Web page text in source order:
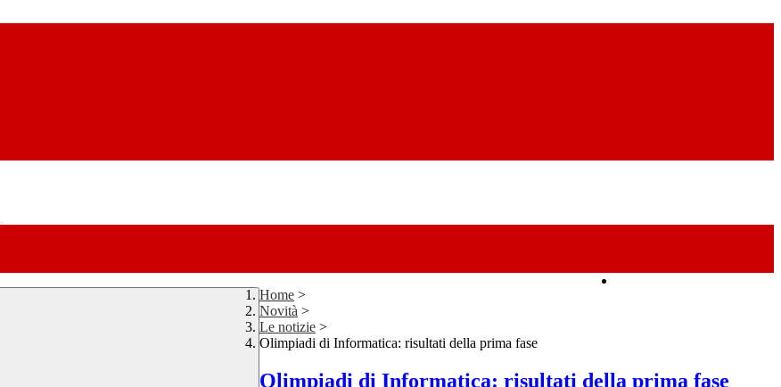
Home >
Novità >
Le notizie >
Olimpiadi di Informatica: risultati della prima fase
Olimpiadi di Informatica: risultati della prima fase